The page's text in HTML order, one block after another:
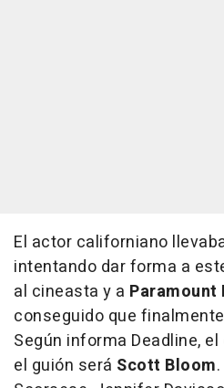
El actor californiano
intentando dar forma a
al cineasta y a Paramount
conseguido que
Según informa Deadline,
el guión será Scott Bloom